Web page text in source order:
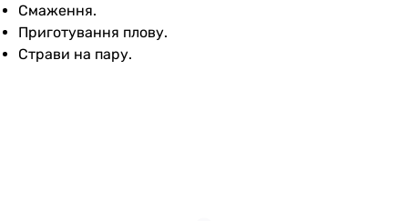
Смаження.
Приготування плову.
Страви на пару.